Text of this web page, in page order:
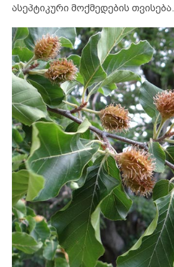
ასეპტიკური მოქმედების თვისება.